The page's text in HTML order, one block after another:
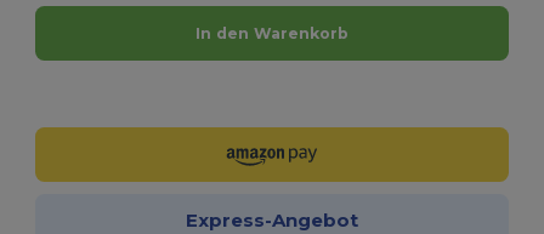
In den Warenkorb
Express-Angebot